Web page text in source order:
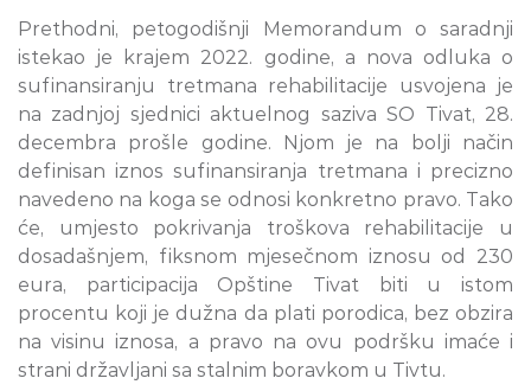
Prethodni, petogodišnji Memorandum o saradnji
istekao je krajem 2022. godine, a nova odluka o
sufinansiranju tretmana rehabilitacije usvojena je
na zadnjoj sjednici aktuelnog saziva SO Tivat, 28.
decembra prošle godine. Njom je na bolji način
definisan iznos sufinansiranja tretmana i precizno
navedeno na koga se odnosi konkretno pravo. Tako
će, umjesto pokrivanja troškova rehabilitacije u
dosadašnjem, fiksnom mjesečnom iznosu od 230
eura, participacija Opštine Tivat biti u istom
procentu koji je dužna da plati porodica, bez obzira
na visinu iznosa, a pravo na ovu podršku imaće i
strani državljani sa stalnim boravkom u Tivtu.